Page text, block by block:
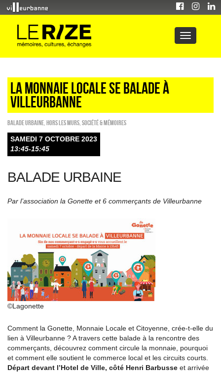
LA MONNAIE LOCALE SE BALADE À
VILLEURBANNE
Balade urbaine HORS LES MURS Société & Mémoires
SAMEDI 7 OCTOBRE 2023
13:45-15:45
BALADE URBAINE
Par l’association la Gonette et 6 commerçants de Villeurbanne
©Lagonette
Comment la Gonette, Monnaie Locale et Citoyenne, crée-t-elle du
lien à Villeurbanne ? A travers cette balade à la rencontre des
commerçants, découvrez comment circule la monnaie, pourquoi
et comment elle soutient le commerce local et les circuits courts.
Départ devant l’Hotel de Ville, côté Henri Barbusse et arrivée